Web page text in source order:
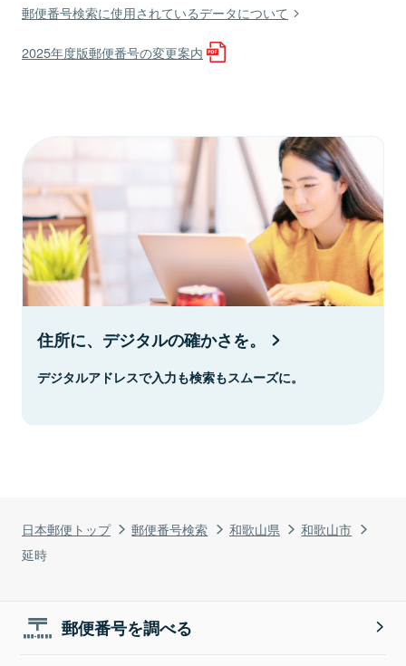
日本郵便トップ 郵便番号検索 和歌山県
和歌山市
延時
郵便番号検索に使用されているデータについて
2025年度版郵便番号の変更案内
住所に、デジタルの確かさを。
デジタルアドレスで入力も検索もスムーズに。
郵便番号を調べる